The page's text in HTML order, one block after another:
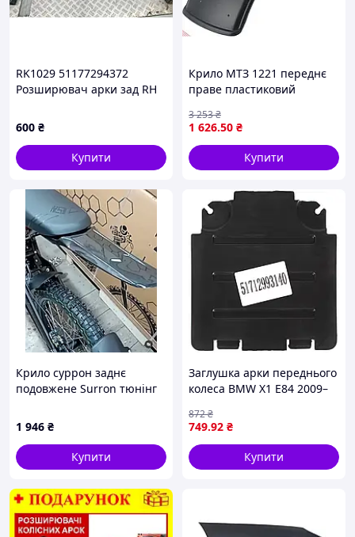
RK1029 51177294372
Розширювач арки зад RH
600 ₴
Купити
Крило МТЗ 1221 переднє
праве пластиковий
заміна деталі кузова
1 626.50 ₴
3 253₴
Купити
Крило суррон заднє
подовжене Surron тюнінг
1 946 ₴
Купити
Заглушка арки переднього
колеса BMW X1 E84 2009–
749.92 ₴
872₴
Купити